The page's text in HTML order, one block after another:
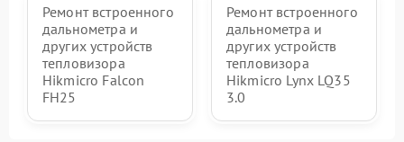
Ремонт встроенного
дальнометра и
других устройств
тепловизора
Hikmicro Falcon
FH25
Ремонт встроенного
дальнометра и
других устройств
тепловизора
Hikmicro Lynx LQ35
3.0